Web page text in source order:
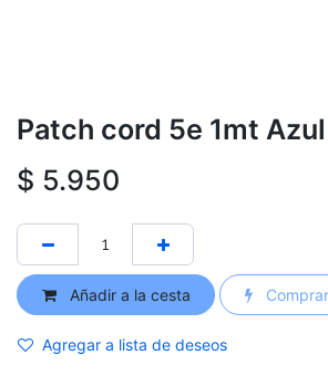
Patch cord 5e 1mt
$ 5.950
Añadir a la cesta
Agregar a lista de deseos